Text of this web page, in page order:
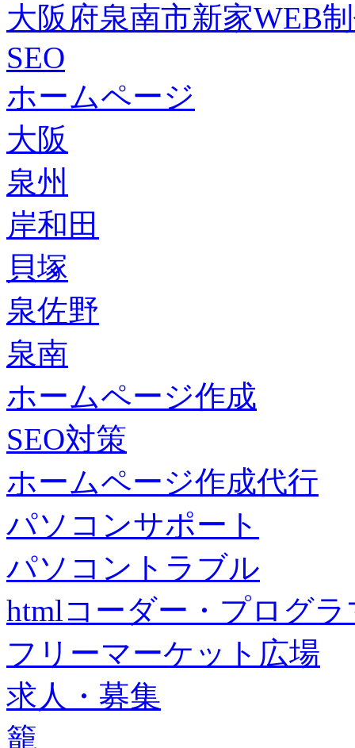
大阪府泉南市新家WEB
SEO
ホームページ
大阪
泉州
岸和田
貝塚
泉佐野
泉南
ホームページ作成
SEO対策
ホームページ作成代行
パソコンサポート
パソコントラブル
htmlコーダー・プログラ
フリーマーケット広場
求人・募集
籠